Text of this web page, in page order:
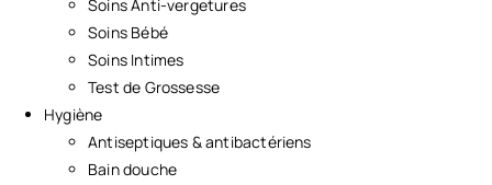
Soins Anti-vergetures
Soins Bébé
Soins Intimes
Test de Grossesse
Hygiène
Antiseptiques & antibactériens
Bain douche